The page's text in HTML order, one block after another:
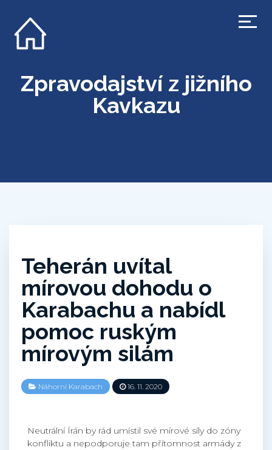
Zpravodajství z jižního
Kavkazu
Teherán uvítal
mírovou dohodu o
Karabachu a nabídl
pomoc ruským
mírovým silám
Náhorní Karabach 16. 11. 2020
Neutrální Írán by rád umístil své mírové síly do zóny
konfliktu a nepodporuje tam přítomnost armády z